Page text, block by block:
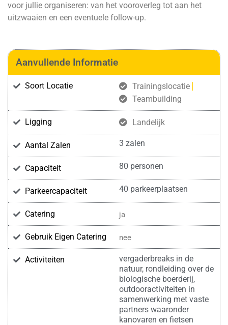
voor jullie organiseren: van het vooroverleg tot aan het
uitzwaaien en een eventuele follow-up.
Aanvullende Informatie
Soort Locatie
Trainingslocatie
Teambuilding
Ligging Landelijk
Aantal Zalen 3 zalen
Capaciteit 80 personen
Parkeercapaciteit 40 parkeerplaatsen
Catering ja
Gebruik Eigen Catering nee
Activiteiten
vergaderbreaks in de
natuur, rondleiding over de
biologische boerderij,
outdooractiviteiten in
samenwerking met vaste
partners waaronder
kanovaren en fietsen